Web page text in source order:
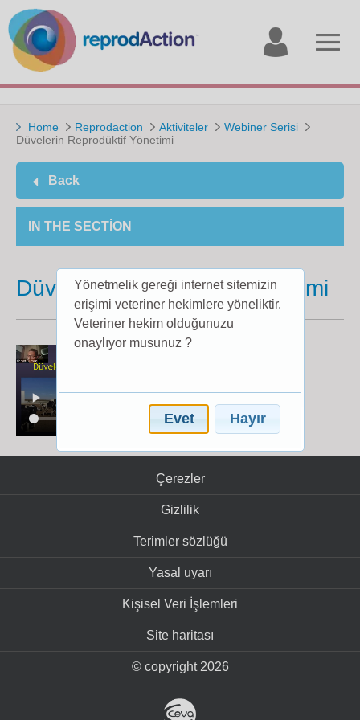
account
Home Reprodaction Aktiviteler
Webiner Serisi
Düvelerin Reprodüktif Yönetimi
Back
IN THE SECTION
Düvelerin Reprodüktif Yönetimi
Çerezler
Gizlilik
Terimler sözlüğü
Yasal uyarı
Kişisel Veri İşlemleri
Site haritası
© copyright 2026
Yönetmelik gereği internet sitemizin
erişimi veteriner hekimlere yöneliktir.
Veteriner hekim olduğunuzu
onaylıyor musunuz ?
Evet Hayır